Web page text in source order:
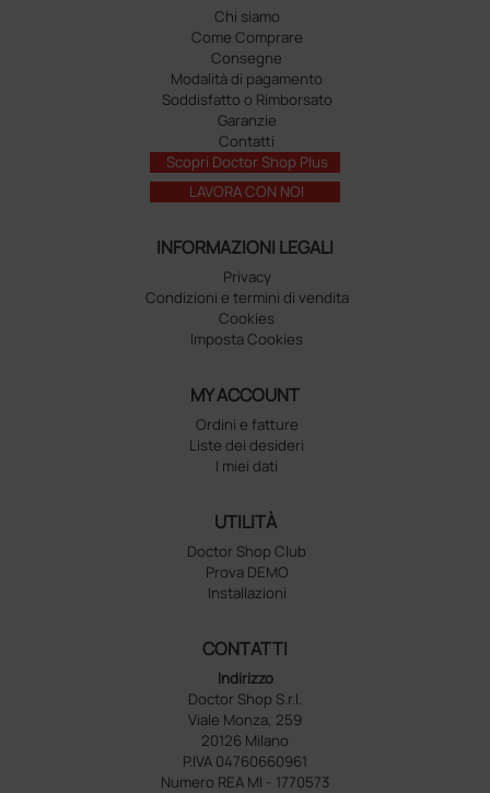
Chi siamo
Come Comprare
Consegne
Modalità di pagamento
Soddisfatto o Rimborsato
Garanzie
Contatti
Scopri Doctor Shop Plus
LAVORA CON NOI
INFORMAZIONI LEGALI
Privacy
Condizioni e termini di vendita
Cookies
Imposta Cookies
MY ACCOUNT
Ordini e fatture
Liste dei desideri
I miei dati
UTILITÀ
Doctor Shop Club
Prova DEMO
Installazioni
CONTATTI
Indirizzo
Doctor Shop S.r.l.
Viale Monza, 259
20126 Milano
P.IVA 04760660961
Numero REA MI - 1770573